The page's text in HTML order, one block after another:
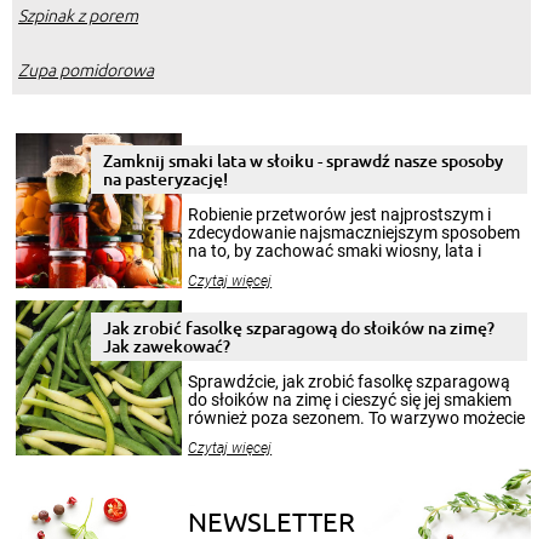
Szpinak z porem
Zupa pomidorowa
Zamknij smaki lata w słoiku - sprawdź nasze sposoby
na pasteryzację!
Robienie przetworów jest najprostszym i
zdecydowanie najsmaczniejszym sposobem
na to, by zachować smaki wiosny, lata i
krajobrazów, by cieszyć nimi oko w sezonie
pełni poczuć atmosferę cieplejszych
miesięcy. Przygotowanie słoików ze
patenty, które pozwolą zachować świeżość
przetworów.
Czytaj więcej
Jak zrobić fasolkę szparagową do słoików na zimę?
Jak zawekować?
Sprawdźcie, jak zrobić fasolkę szparagową
do słoików na zimę i cieszyć się jej smakiem
również poza sezonem. To warzywo możecie
nasze propozycje!
Czytaj więcej
NEWSLETTER